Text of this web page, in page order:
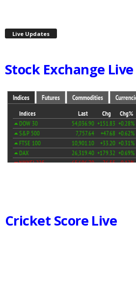
Live Updates
Stock Exchange Live
Cricket Score Live